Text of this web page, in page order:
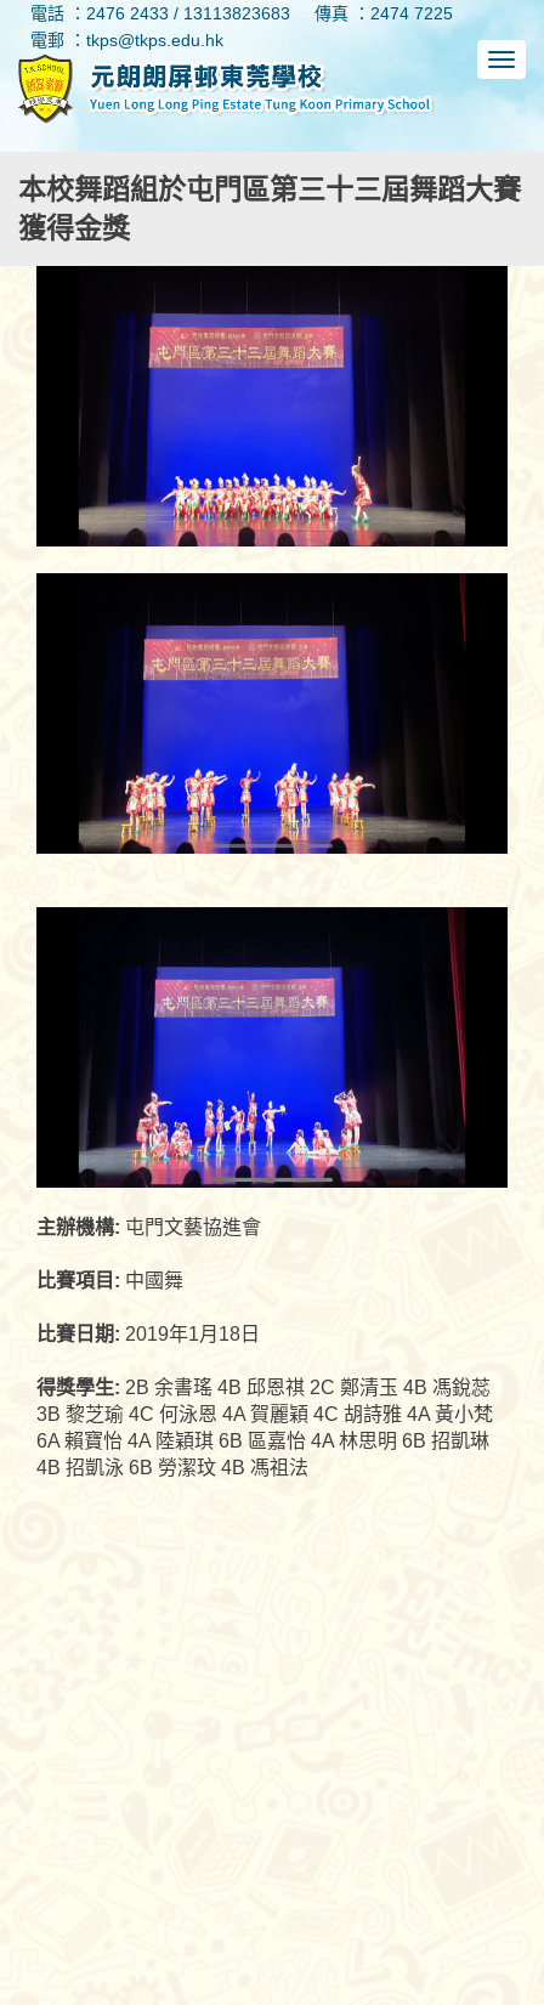
電話 ：2476 2433 / 13113823683
傳真 ：2474 7225
電郵 ：tkps@tkps.edu.hk
本校舞蹈組於屯門區第三十三屆舞蹈大賽
獲得金獎
主辦機構: 屯門文藝協進會
比賽項目: 中國舞
比賽日期: 2019年1月18日
得獎學生: 2B 余書瑤 4B 邱恩祺 2C 鄭清玉 4B 馮銳蕊
3B 黎芝瑜 4C 何泳恩 4A 賀麗穎 4C 胡詩雅 4A 黃小梵
6A 賴寶怡 4A 陸穎琪 6B 區嘉怡 4A 林思明 6B 招凱琳
4B 招凱泳 6B 勞潔玟 4B 馮祖法